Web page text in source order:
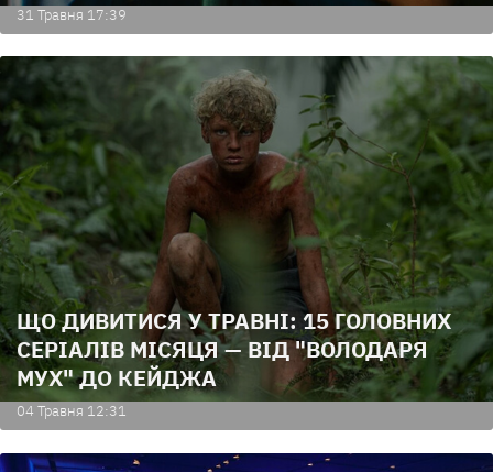
31 Травня 17:39
ЩО ДИВИТИСЯ У ТРАВНІ: 15 ГОЛОВНИХ
СЕРІАЛІВ МІСЯЦЯ — ВІД "ВОЛОДАРЯ
МУХ" ДО КЕЙДЖА
04 Травня 12:31